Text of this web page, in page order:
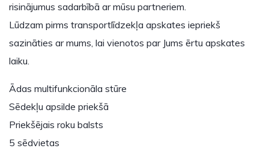
risinājumus sadarbībā ar mūsu partneriem.
Lūdzam pirms transportlīdzekļa apskates iepriekš
sazināties ar mums, lai vienotos par Jums ērtu apskates
laiku.
Ādas multifunkcionāla stūre
Sēdekļu apsilde priekšā
Priekšējais roku balsts
5 sēdvietas